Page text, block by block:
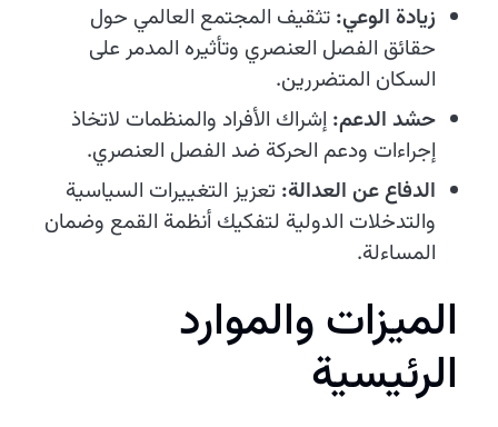
زيادة الوعي: تثقيف المجتمع العالمي حول
حقائق الفصل العنصري وتأثيره المدمر على
السكان المتضررين.
حشد الدعم: إشراك الأفراد والمنظمات لاتخاذ
إجراءات ودعم الحركة ضد الفصل العنصري.
الدفاع عن العدالة: تعزيز التغييرات السياسية
والتدخلات الدولية لتفكيك أنظمة القمع وضمان
المساءلة.
الميزات والموارد
الرئيسية